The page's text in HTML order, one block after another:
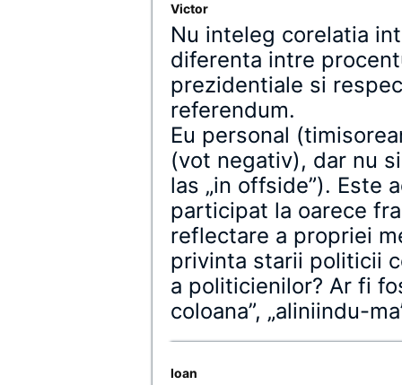
Victor
Nu inteleg corelatia
diferenta intre
prezidentiale si
referendum.
Eu personal
(vot negativ), dar nu
las „in offside”). Este
participat la oarece
reflectare a propriei
privinta starii politicii
a politicienilor? Ar fi
coloana”, „aliniindu-
Ioan